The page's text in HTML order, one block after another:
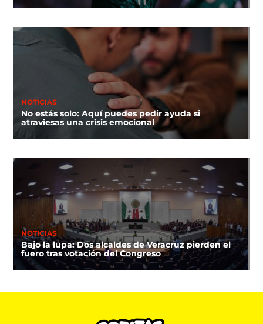
NOTICIAS
No estás solo: Aquí puedes pedir ayuda si
atraviesas una crisis emocional
NOTICIAS
Bajo la lupa: Dos alcaldes de Veracruz pierden el
fuero tras votación del Congreso